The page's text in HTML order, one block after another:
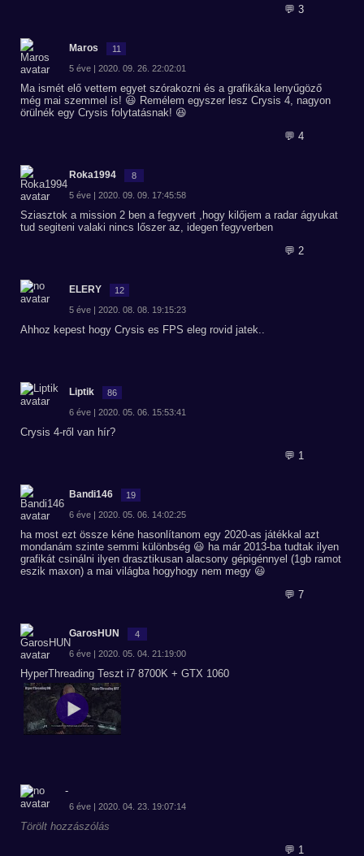
💬 3
Maros 11
5 éve | 2020. 09. 26. 22:02:01
Ma ismét elő vettem egyet szórakozni és a grafikáka lenyűgöző
még mai szemmel is! 😃 Remélem egyszer lesz Crysis 4, nagyon
örülnék egy Crysis folytatásnak! 😆
💬 4
Roka1994 8
5 éve | 2020. 09. 09. 17:45:58
Sziasztok a mission 2 ben a fegyvert ,hogy kilőjem a radar ágyukat
tud segiteni valaki nincs lőszer az, idegen fegyverben
💬 2
ELERY 12
5 éve | 2020. 08. 08. 19:15:23
Ahhoz kepest hogy Crysis es FPS eleg rovid jatek..
Liptik 86
6 éve | 2020. 05. 06. 15:53:41
Crysis 4-ről van hír?
💬 1
Bandi146 19
6 éve | 2020. 05. 06. 14:02:25
ha most ezt össze kéne hasonlítanom egy 2020-as játékkal azt
mondanám szinte semmi különbség 😃 ha már 2013-ba tudtak ilyen
grafikát csinálni ilyen drasztikusan alacsony gépigénnyel (1gb ramot
eszik maxon) a mai világba hogyhogy nem megy 😃
💬 7
GarosHUN 4
6 éve | 2020. 05. 04. 21:19:00
HyperThreading Teszt i7 8700K + GTX 1060
-
6 éve | 2020. 04. 23. 19:07:14
Törölt hozzászólás
💬 1